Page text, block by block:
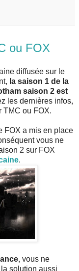
ou FOX
diffusée sur le
la saison 1 de la
saison 2 est
les dernières infos,
TMC ou FOX.
FOX a mis en place
vous ne
2 sur FOX
.
, vous ne
solution aussi